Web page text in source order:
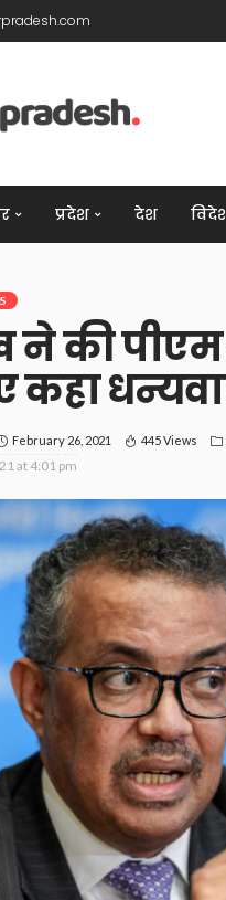
प्रदेश देश
ने की पीएम
कहा
February 26, 2021 445 Views
at 4:01 pm